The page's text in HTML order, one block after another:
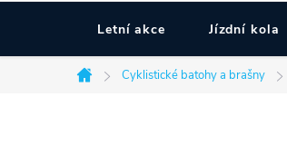
Letní akce Jízdní kola
Domů
Cyklistické batohy a brašny